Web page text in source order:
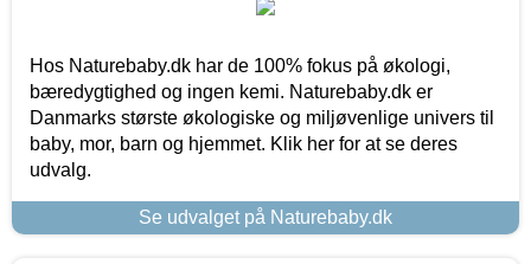
Hos Naturebaby.dk har de 100% fokus på økologi,
bæredygtighed og ingen kemi. Naturebaby.dk er
Danmarks største økologiske og miljøvenlige univers til
baby, mor, barn og hjemmet. Klik her for at se deres
udvalg.
Se udvalget på Naturebaby.dk